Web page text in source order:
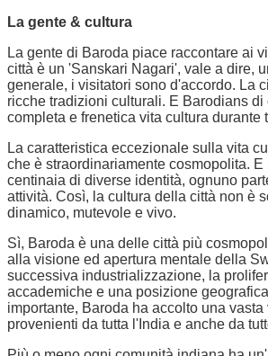
La gente & cultura
La gente di Baroda piace raccontare ai
città è un 'Sanskari Nagari', vale a dire,
generale, i visitatori sono d'accordo. La
ricche tradizioni culturali. E Barodians di
completa e frenetica vita cultura durante
La caratteristica eccezionale sulla vita
che è straordinariamente cosmopolita. E
centinaia di diverse identità, ognuno
attività. Così, la cultura della città non è
dinamico, mutevole e vivo.
Sì, Baroda è una delle città più
alla visione ed apertura mentale della
successiva industrializzazione, la
accademiche e una posizione
importante, Baroda ha accolto una
provenienti da tutta l'India e anche da